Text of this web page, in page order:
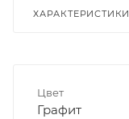
ХАРАКТЕРИСТИКИ
Цвет
Графит